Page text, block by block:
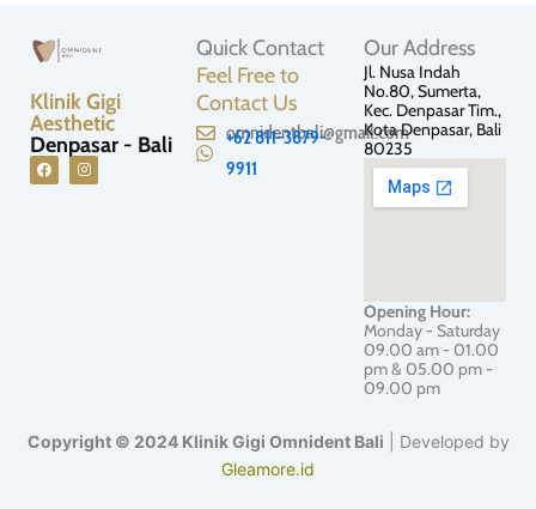
Klinik Gigi
Aesthetic
Denpasar - Bali
Quick Contact
Feel Free to
Contact Us
omnidentbali@gmail.com
+62 811-3879-
9911
Our Address
Jl. Nusa Indah
No.80, Sumerta,
Kec. Denpasar Tim.,
Kota Denpasar, Bali
80235
Opening Hour:
Monday - Saturday
09.00 am - 01.00
pm & 05.00 pm -
09.00 pm
Copyright © 2024 Klinik Gigi Omnident Bali | Developed by
Gleamore.id